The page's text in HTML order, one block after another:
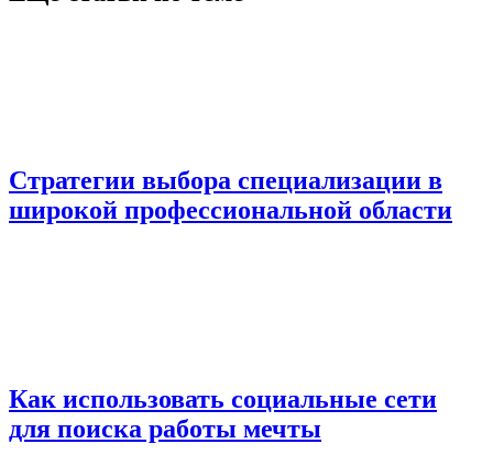
Стратегии выбора специализации в
широкой профессиональной области
Как использовать социальные сети
для поиска работы мечты